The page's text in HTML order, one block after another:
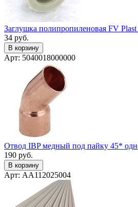
Заглушка полипропиленовая FV
34 руб.
В корзину
Арт: 5040018000000
Отвод IBP медный под пайку 45*
190 руб.
В корзину
Арт: AA112025004